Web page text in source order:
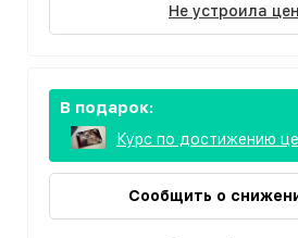
Не устроила
В подарок:
Курс по достижению
Сообщить о